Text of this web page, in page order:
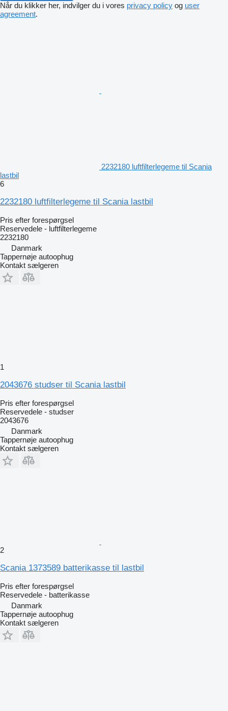
Når du klikker her, indvilger du i vores privacy policy og user
agreement.
2232180 luftfilterlegeme til Scania
lastbil
6
2232180 luftfilterlegeme til Scania lastbil
Pris efter forespørgsel
Reservedele - luftfilterlegeme
2232180
Danmark
Tappernøje autoophug
Kontakt sælgeren
1
2043676 studser til Scania lastbil
Pris efter forespørgsel
Reservedele - studser
2043676
Danmark
Tappernøje autoophug
Kontakt sælgeren
2
Scania 1373589 batterikasse til lastbil
Pris efter forespørgsel
Reservedele - batterikasse
Danmark
Tappernøje autoophug
Kontakt sælgeren